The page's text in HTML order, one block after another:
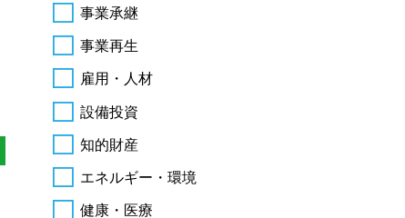
事業承継
事業再生
雇用・人材
設備投資
知的財産
エネルギー・環境
健康・医療